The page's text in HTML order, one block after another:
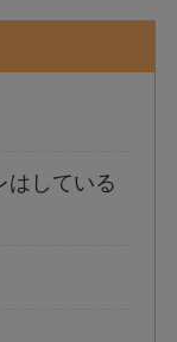
はしている